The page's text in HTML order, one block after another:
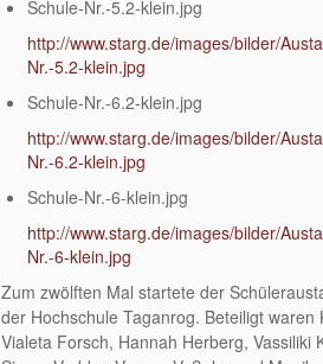
Schule-Nr.-5.2-klein.jpg
http://www.starg.de/images/bilder/
Nr.-5.2-klein.jpg
Schule-Nr.-6.2-klein.jpg
http://www.starg.de/images/bilder/
Nr.-6.2-klein.jpg
Schule-Nr.-6-klein.jpg
http://www.starg.de/images/bilder/
Nr.-6-klein.jpg
Zum zwölften Mal startete der
der Hochschule Taganrog. Beteiligt waren
Vialeta Forsch, Hannah Herberg, Vassiliki